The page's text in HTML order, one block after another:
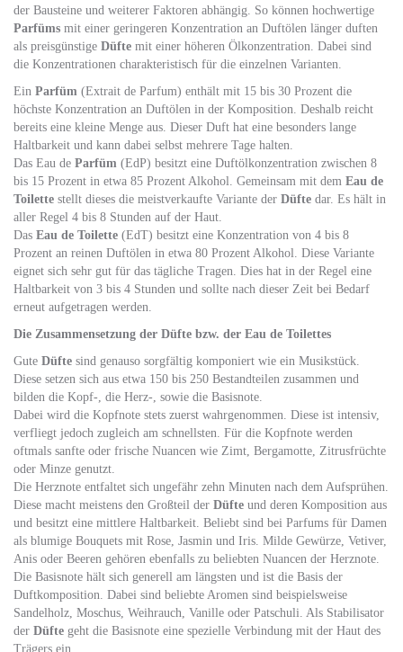
der Bausteine und weiterer Faktoren abhängig. So können hochwertige
Parfüms mit einer geringeren Konzentration an Duftölen länger duften
als preisgünstige Düfte mit einer höheren Ölkonzentration. Dabei sind
die Konzentrationen charakteristisch für die einzelnen Varianten.
Ein Parfüm (Extrait de Parfum) enthält mit 15 bis 30 Prozent die
höchste Konzentration an Duftölen in der Komposition. Deshalb reicht
bereits eine kleine Menge aus. Dieser Duft hat eine besonders lange
Haltbarkeit und kann dabei selbst mehrere Tage halten.
Das Eau de Parfüm (EdP) besitzt eine Duftölkonzentration zwischen 8
bis 15 Prozent in etwa 85 Prozent Alkohol. Gemeinsam mit dem Eau de
Toilette stellt dieses die meistverkaufte Variante der Düfte dar. Es hält in
aller Regel 4 bis 8 Stunden auf der Haut.
Das Eau de Toilette (EdT) besitzt eine Konzentration von 4 bis 8
Prozent an reinen Duftölen in etwa 80 Prozent Alkohol. Diese Variante
eignet sich sehr gut für das tägliche Tragen. Dies hat in der Regel eine
Haltbarkeit von 3 bis 4 Stunden und sollte nach dieser Zeit bei Bedarf
erneut aufgetragen werden.
Die Zusammensetzung der Düfte bzw. der Eau de Toilettes
Gute Düfte sind genauso sorgfältig komponiert wie ein Musikstück.
Diese setzen sich aus etwa 150 bis 250 Bestandteilen zusammen und
bilden die Kopf-, die Herz-, sowie die Basisnote.
Dabei wird die Kopfnote stets zuerst wahrgenommen. Diese ist intensiv,
verfliegt jedoch zugleich am schnellsten. Für die Kopfnote werden
oftmals sanfte oder frische Nuancen wie Zimt, Bergamotte, Zitrusfrüchte
oder Minze genutzt.
Die Herznote entfaltet sich ungefähr zehn Minuten nach dem Aufsprühen.
Diese macht meistens den Großteil der Düfte und deren Komposition aus
und besitzt eine mittlere Haltbarkeit. Beliebt sind bei Parfums für Damen
als blumige Bouquets mit Rose, Jasmin und Iris. Milde Gewürze, Vetiver,
Anis oder Beeren gehören ebenfalls zu beliebten Nuancen der Herznote.
Die Basisnote hält sich generell am längsten und ist die Basis der
Duftkomposition. Dabei sind beliebte Aromen sind beispielsweise
Sandelholz, Moschus, Weihrauch, Vanille oder Patschuli. Als Stabilisator
der Düfte geht die Basisnote eine spezielle Verbindung mit der Haut des
Trägers ein.